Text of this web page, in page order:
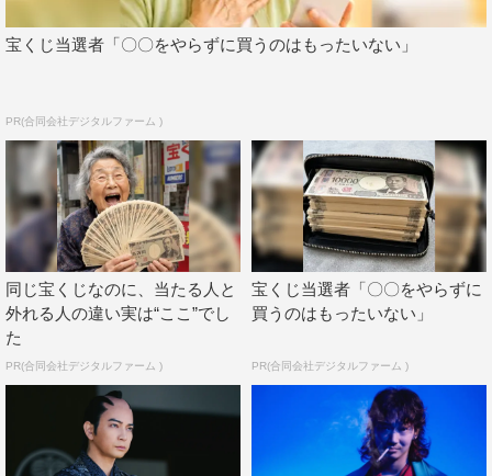
山田裕貴、細田佳央太 インタビュー
たように、苦しくも愛しく切ない時間でした。
山田：ありがとうございます。本来、僕たちが演じている
ときに放っているであろう空気は、例えどれだけ力を込め
て演じても100％伝わるはずないんですよね。舞台みたい
に生で観てもらっているわけではないので。それでも、こ
の『ちるらん』は“ここを観てください、次はここ、次は
ここ”とフォーカスをしっかりしながら、みんなの熱量が
かったように思います。
◆地上波でオンエアされた“江戸青春篇”から、U-NEXTで
配信された京都決戦篇へ。新撰組を取り巻く環境も変わる
宝くじ当選者「〇〇をやらずに買うのはもったいない」
PR(合同会社デジタルファーム )
同じ宝くじなのに、当たる人と
外れる人の違い実は“ここ”でし
た
PR(合同会社デジタルファーム )
宝くじ当選者「〇〇をやらずに
買うのはもったいない」
PR(合同会社デジタルファーム )